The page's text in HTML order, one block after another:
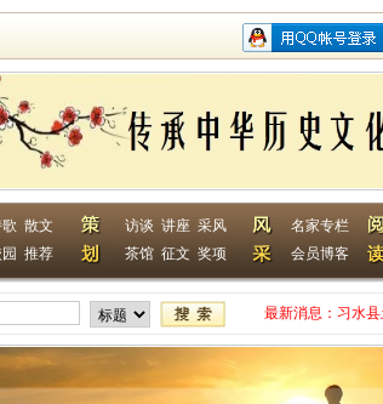
散文
推荐
访谈 讲座 采风
茶馆 征文 奖项
名家专栏
会员博客
最新消息： 习水
贵州
“战友